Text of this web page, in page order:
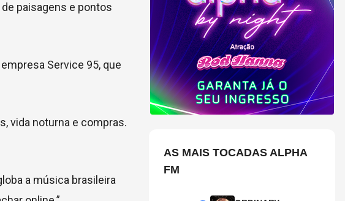
paisagens e pontos
Service 95, que
vida noturna e compras.
a música brasileira
AS MAIS TOCADAS ALPHA
FM